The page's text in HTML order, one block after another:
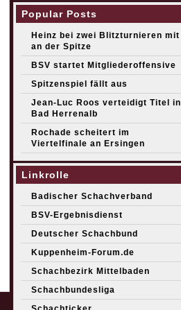
Popular Posts
Heinz bei zwei Blitzturnieren mit
an der Spitze
BSV startet Mitgliederoffensive
Spitzenspiel fällt aus
Jean-Luc Roos verteidigt Titel in
Bad Herrenalb
Rochade scheitert im
Viertelfinale an Ersingen
Linkrolle
Badischer Schachverband
BSV-Ergebnisdienst
Deutscher Schachbund
Kuppenheim-Forum.de
Schachbezirk Mittelbaden
Schachbundesliga